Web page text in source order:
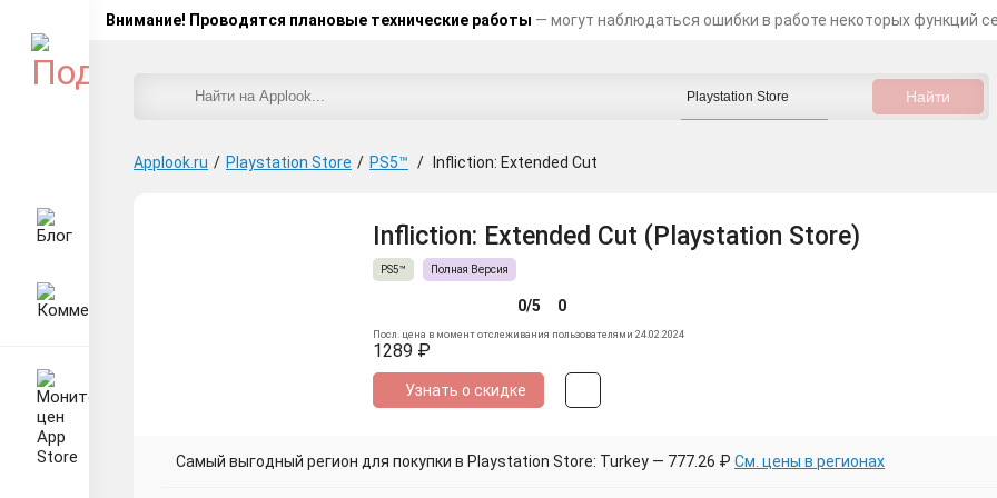
Внимание! Проводятся плановые технические работы — могут наблюдаться ошибки в работе некоторых функций
Applook.ru / Playstation Store / PS5™ / Infliction: Extended Cut
Infliction: Extended Cut (Playstation Store)
PS5™ Полная Версия
0/5 0
Посл. цена в момент отслеживания пользователями 24.02.2024
1289 ₽
Узнать о скидке
Самый выгодный регион для покупки в Playstation Store: Turkey — 777.26 ₽ См. цены в регионах